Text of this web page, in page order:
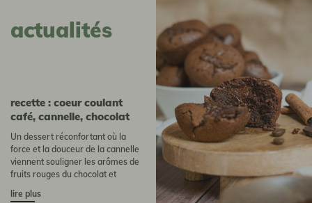
actualités
Recette : coeur coulant
café, cannelle, chocolat
Un dessert réconfortant où la
force et la douceur de la cannelle
viennent souligner les arômes de
fruits rouges du chocolat et
lire plus